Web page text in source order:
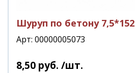
Шуруп по бетону 7,5*152
Арт: 00000005073
8,50 руб. /шт.